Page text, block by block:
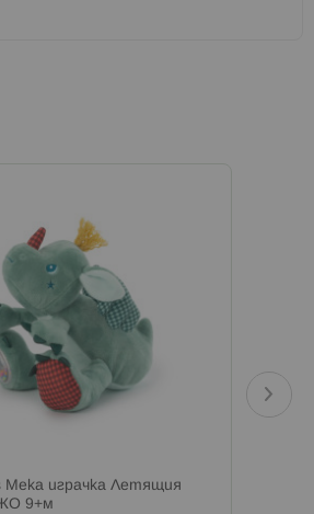
Мека играчка Летящия
9+м